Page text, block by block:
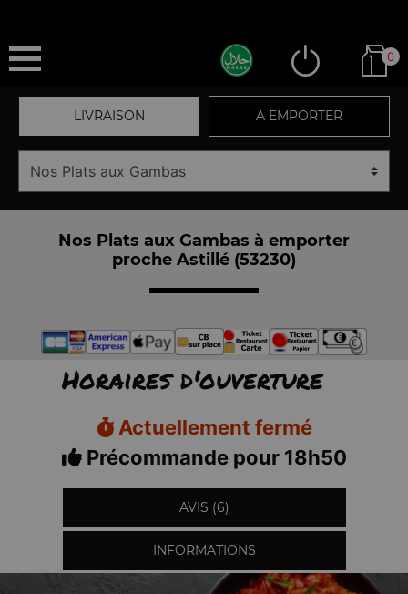
0
LIVRAISON A EMPORTER
Nos Plats aux Gambas à emporter
proche Astillé (53230)
Horaires d'ouverture
Actuellement fermé
Précommande pour 18h50
AVIS (6)
INFORMATIONS